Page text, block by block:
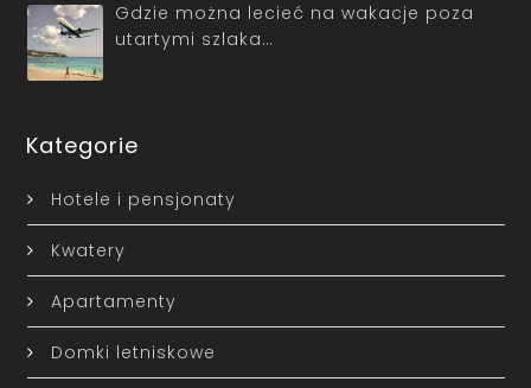
Gdzie można lecieć na wakacje poza
utartymi szlaka…
Kategorie
Hotele i pensjonaty
Kwatery
Apartamenty
Domki letniskowe